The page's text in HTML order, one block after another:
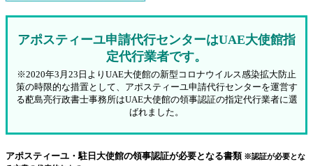
アポスティーユ申請代行センターはUAE大使館指
定代行業者です。
※2020年3月23日よりUAE大使館の新型コロナウイルス感染拡大防止
策の時限的な措置として、アポスティーユ申請代行センターを運営す
る蓜島亮行政書士事務所はUAE大使館の領事認証の指定代行業者に選
ばれました。
アポスティーユ・駐日大使館の領事認証が必要となる書類 ※認証が必要とな